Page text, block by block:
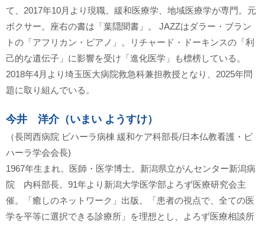
て、2017年10月より現職。緩和医療学、地域医療学が専門。元
ボクサー。座右の書は「葉隠聞書」。 JAZZはダラー・ブラン
トの「アフリカン・ピアノ」。リチャード・ドーキンスの「利
己的な遺伝子」に影響を受け「進化医学」も標榜している。
2018年4月より埼玉医大病院救急科兼担教授となり、2025年問
題に取り組んでいる。
今井 洋介（いまい ようすけ）
（長岡西病院 ビハーラ病棟 緩和ケア科部長/日本仏教看護・ビ
ハーラ学会会長)
1967年生まれ。医師・医学博士。新潟県立がんセンター新潟病
院 内科部長。91年より新潟大学医学部よろず医療研究会主
催。「癒しのネットワーク」出版。「患者の視点で、全ての医
学を平等に選択できる診療所」を理想とし、よろず医療相談所